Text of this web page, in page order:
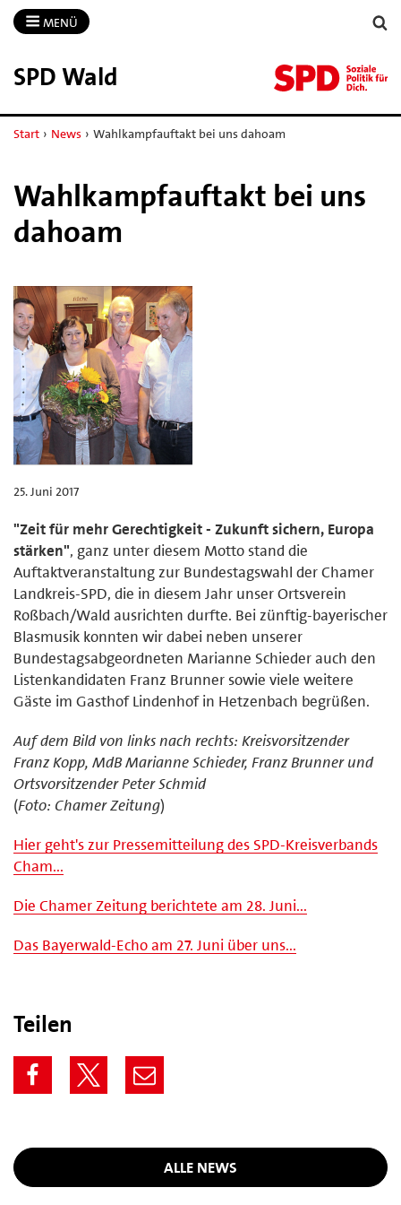
MENÜ
SPD Wald
Start › News › Wahlkampfauftakt bei uns dahoam
Wahlkampfauftakt bei uns
dahoam
25. Juni 2017
"Zeit für mehr Gerechtigkeit - Zukunft sichern, Europa
stärken", ganz unter diesem Motto stand die
Auftaktveranstaltung zur Bundestagswahl der Chamer
Landkreis-SPD, die in diesem Jahr unser Ortsverein
Roßbach/Wald ausrichten durfte. Bei zünftig-bayerischer
Blasmusik konnten wir dabei neben unserer
Bundestagsabgeordneten Marianne Schieder auch den
Listenkandidaten Franz Brunner sowie viele weitere
Gäste im Gasthof Lindenhof in Hetzenbach begrüßen.
Auf dem Bild von links nach rechts: Kreisvorsitzender
Franz Kopp, MdB Marianne Schieder, Franz Brunner und
Ortsvorsitzender Peter Schmid
(Foto: Chamer Zeitung)
Hier geht's zur Pressemitteilung des SPD-Kreisverbands
Cham...
Die Chamer Zeitung berichtete am 28. Juni...
Das Bayerwald-Echo am 27. Juni über uns...
Teilen
ALLE NEWS